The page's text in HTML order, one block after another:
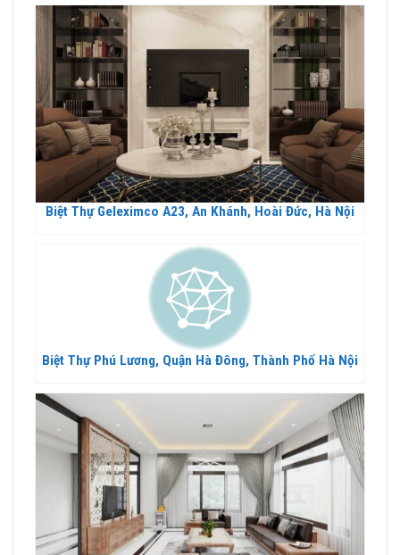
Biệt Thự Geleximco A23, An Khánh, Hoài Đức, Hà Nội
Biệt Thự Phú Lương, Quận Hà Đông, Thành Phố Hà Nội